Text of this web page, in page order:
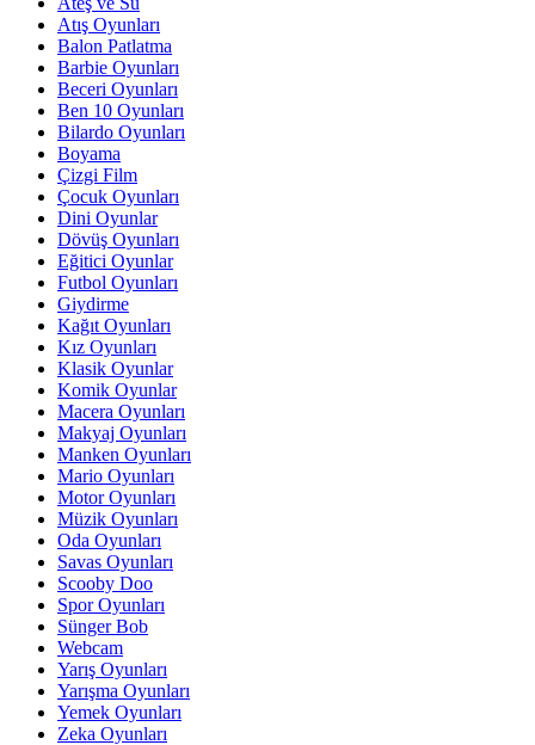
Atış Oyunları
Balon Patlatma
Barbie Oyunları
Beceri Oyunları
Ben 10 Oyunları
Bilardo Oyunları
Boyama
Çizgi Film
Çocuk Oyunları
Dini Oyunlar
Dövüş Oyunları
Eğitici Oyunlar
Futbol Oyunları
Giydirme
Kağıt Oyunları
Kız Oyunları
Klasik Oyunlar
Komik Oyunlar
Macera Oyunları
Makyaj Oyunları
Manken Oyunları
Mario Oyunları
Motor Oyunları
Müzik Oyunları
Oda Oyunları
Savas Oyunları
Scooby Doo
Spor Oyunları
Sünger Bob
Webcam
Yarış Oyunları
Yarışma Oyunları
Yemek Oyunları
Zeka Oyunları